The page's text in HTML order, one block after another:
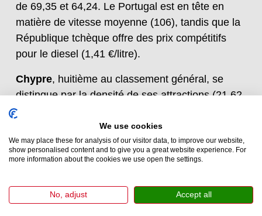
de 69,35 et 64,24. Le Portugal est en tête en
matière de vitesse moyenne (106), tandis que la
République tchèque offre des prix compétitifs
pour le diesel (1,41 €/litre).
Chypre, huitième au classement général, se
distingue par la densité de ses attractions (21,62
par 1 000 km²), de ses parcs nationaux (11,89
par 10 000 km²) et de ses sites classés au
patrimoine mondial de l'UNESCO (3,24 par 10
000 km²).
La Suède, en dixième position, affiche le plus
faible taux de mortalité routière (22 par million
We use cookies
We may place these for analysis of our visitor data, to improve our website,
show personalised content and to give you a great website experience. For
more information about the cookies we use open the settings.
No, adjust Accept all